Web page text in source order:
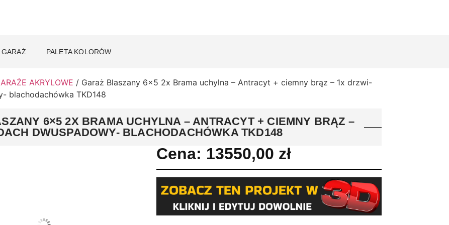
PALETA KOLORÓW
AKRYLOWE / Garaż Blaszany 6×5 2x Brama uchylna – Antracyt + ciemny brąz – 1x drzwi-
blachodachówka TKD148
6×5 2X BRAMA UCHYLNA – ANTRACYT + CIEMNY BRĄZ –
DWUSPADOWY- BLACHODACHÓWKA TKD148
Cena: 13550,00 zł